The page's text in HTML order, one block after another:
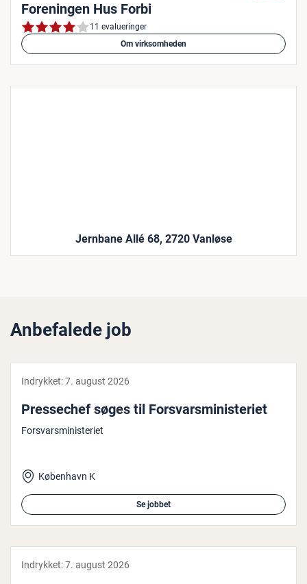
Foreningen Hus Forbi
11 evalueringer
Om virksomheden
Jernbane Allé 68, 2720 Vanløse
Anbefalede job
Indrykket:7. august 2026
Pres­se­chef søges til For­svars­mi­ni­ste­ri­et
Forsvarsministeriet
København K
Se jobbet
Indrykket:7. august 2026